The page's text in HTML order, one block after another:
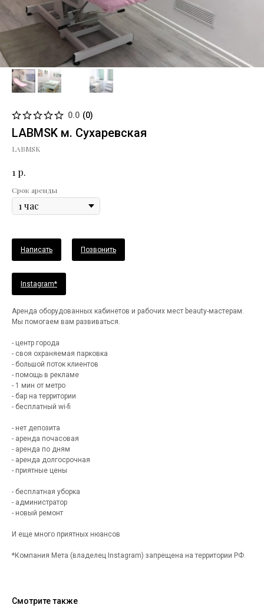
0.0 (0)
LABMSK м. Сухаревская
LABMSK
1 р.
Срок аренды
Написать Позвонить
Instagram*
Аренда оборудованных кабинетов и рабочих мест beauty-мастерам.
Мы помогаем вам развиваться.
- центр города
- своя охраняемая парковка
- большой поток клиентов
- помощь в рекламе
- 1 мин от метро
- бар на территории
- бесплатный wi-fi
- нет депозита
- аренда почасовая
- аренда по дням
- аренда долгосрочная
- приятные цены
- бесплатная уборка
- администратор
- новый ремонт
И еще много приятных нюансов
*Компания Мета (владелец Instagram) запрещена на территории РФ.
Смотрите также